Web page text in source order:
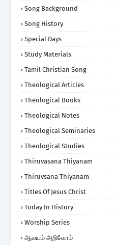
Song Background
Song History
Special Days
Study Materials
Tamil Christian Song
Theological Articles
Theological Books
Theological Notes
Theological Seminaries
Theological Studies
Thiruvasana Thiyanam
Thiruvsana Thiyanam
Titles Of Jesus Christ
Today In History
Worship Series
ஆலயம் அறிவோம்